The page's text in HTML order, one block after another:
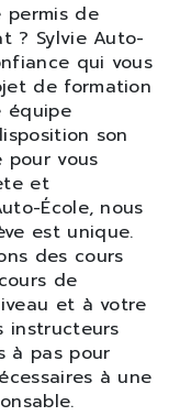
permis de
? Sylvie Auto-
qui vous
de formation
équipe
son
vous
et
École, nous
est unique.
des cours
de
et à votre
instructeurs
à pas pour
à une